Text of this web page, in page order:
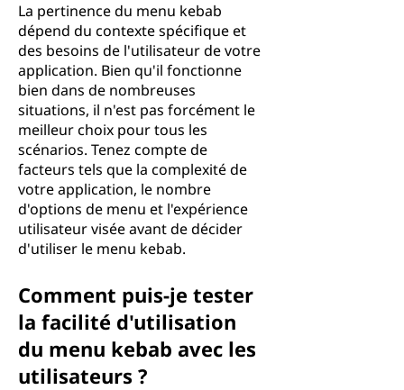
La pertinence du menu kebab
dépend du contexte spécifique et
des besoins de l'utilisateur de votre
application. Bien qu'il fonctionne
bien dans de nombreuses
situations, il n'est pas forcément le
meilleur choix pour tous les
scénarios. Tenez compte de
facteurs tels que la complexité de
votre application, le nombre
d'options de menu et l'expérience
utilisateur visée avant de décider
d'utiliser le menu kebab.
Comment puis-je tester
la facilité d'utilisation
du menu kebab avec les
utilisateurs ?